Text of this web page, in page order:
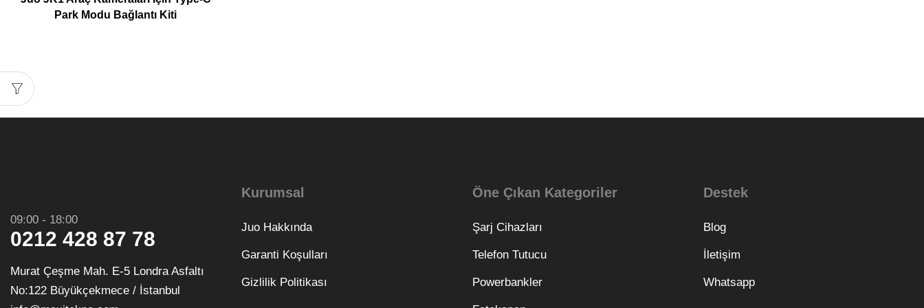
Park Modu Bağlantı Kiti
09:00 - 18:00
0212 428 87 78
Murat Çeşme Mah. E-5 Londra Asfaltı
No:122 Büyükçekmece / İstanbul
Kurumsal
Juo Hakkında
Garanti Koşulları
Gizlilik Politikası
Öne Çıkan Kategoriler
Şarj Cihazları
Telefon Tutucu
Powerbankler
Destek
Blog
İletişim
Whatsapp